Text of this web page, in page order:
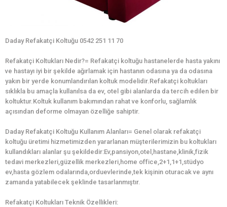
Daday Refakatçi Koltuğu 0542 251 11 70
Refakatçi Koltukları Nedir?= Refakatçi koltuğu hastanelerde hasta yakını
ve hastayı iyi bir şekilde ağırlamak için hastanın odasına ya da odasına
yakın bir yerde konumlandırılan koltuk modelidir.Refakatçi koltukları
sıklıkla bu amaçla kullanılsa da ev, otel gibi alanlarda da tercih edilen bir
koltuktur.Koltuk kullanım bakımından rahat ve konforlu, sağlamlık
açısından deforme olmayan özelliğe sahiptir.
Daday Refakatçi Koltuğu Kullanım Alanları= Genel olarak refakatçi
koltuğu üretimi hizmetimizden yararlanan müşterilerimizin bu koltukları
kullandıkları alanlar şu şekildedir:Ev,pansiyon,otel,hastane,klinik,fizik
tedavi merkezleri,güzellik merkezleri,home office,2+1,1+1,stüdyo
ev,hasta gözlem odalarında,orduevlerinde,tek kişinin oturacak ve aynı
zamanda yatabilecek şeklinde tasarlanmıştır.
Refakatçi Koltukları Teknik Özellikleri: